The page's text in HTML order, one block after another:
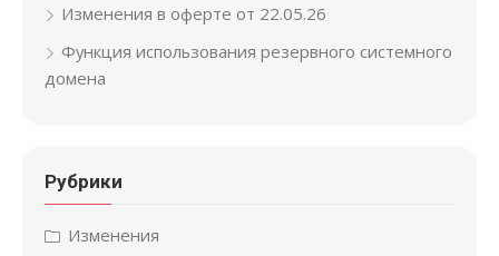
Изменения в оферте от 22.05.26
Функция использования резервного системного
домена
Рубрики
Изменения